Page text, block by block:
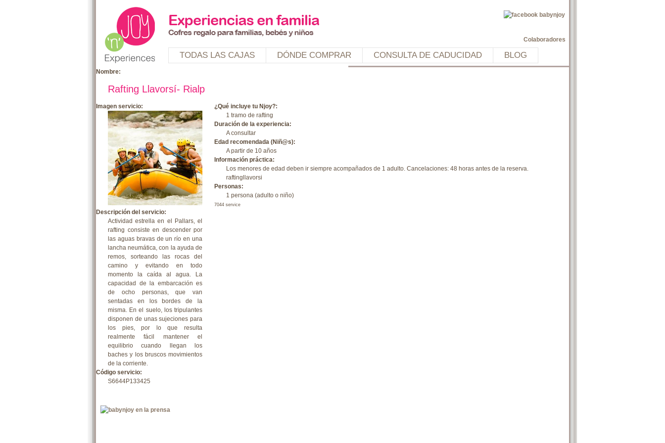
TODAS LAS CAJAS DÓNDE COMPRAR CONSULTA DE CADUCIDAD BLOG
Colaboradores
Nombre:
Rafting Llavorsí- Rialp
Imagen servicio:
Descripción del servicio:
Actividad estrella en el Pallars, el
rafting consiste en descender por
las aguas bravas de un río en una
lancha neumática, con la ayuda de
remos, sorteando las rocas del
camino y evitando en todo
momento la caída al agua. La
capacidad de la embarcación es
de ocho personas, que van
sentadas en los bordes de la
misma. En el suelo, los tripulantes
disponen de unas sujeciones para
los pies, por lo que resulta
realmente fácil mantener el
equilibrio cuando llegan los
baches y los bruscos movimientos
de la corriente.
¿Qué incluye tu Njoy?:
1 tramo de rafting
Duración de la experiencia:
A consultar
Edad recomendada (Niñ@s):
A partir de 10 años
Información práctica:
Los menores de edad deben ir siempre acompañados de 1 adulto. Cancelaciones: 48 horas antes de la reserva.
raftingllavorsi
Personas:
1 persona (adulto o niño)
7044 service
Código servicio:
S6644P133425